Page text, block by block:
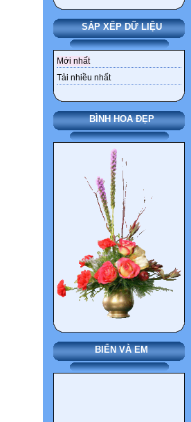
SẮP XẾP DỮ LIỆU
Mới nhất
Tải nhiều nhất
BÌNH HOA ĐẸP
BIỂN VÀ EM